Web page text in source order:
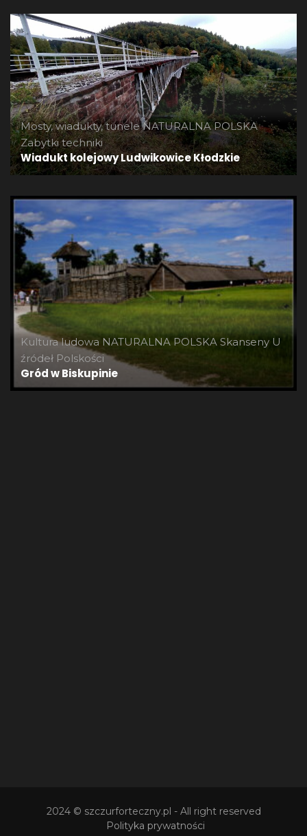
Mosty, wiadukty, tunele NATURALNA POLSKA
Zabytki techniki
Wiadukt kolejowy Ludwikowice Kłodzkie
Kultura ludowa NATURALNA POLSKA Skanseny U
źródeł Polskości
Gród w Biskupinie
2024 © szczurforteczny.pl - All right reserved
Polityka prywatności